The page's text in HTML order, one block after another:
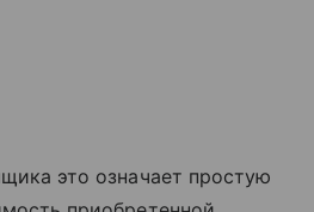
это означает простую